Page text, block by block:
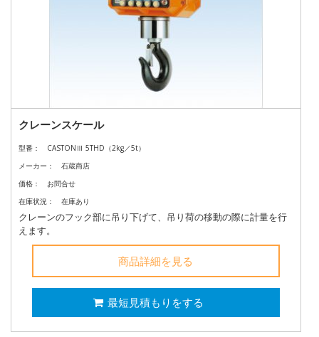
クレーンスケール
型番：
CASTONⅢ 5THD（2kg／5t）
メーカー：
石蔵商店
価格：
お問合せ
在庫状況：
在庫あり
クレーンのフック部に吊り下げて、吊り荷の移動の際に計量を行
えます。
商品詳細を見る
最短見積もりをする